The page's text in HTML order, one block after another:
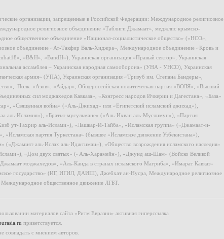
организации, запрещенные в Российской Федерации: Международное религиозное
религиозное объединение «Таблиги Джамаат», меджлис крымско-
общественное объединение «Национал-социалистическое общество» («НСО»,
объединение «Ат-Такфир Валь-Хиджра», Международное объединение «Кровь и
«B&H», «BandH»), Украинская организация «Правый сектор», Украинская
ассамблея – Украинская народная самооборона» (УНА - УНСО), Украинская
армия» (УПА), Украинская организация «Тризуб им. Степана Бандеры»,
Полк «Азов», «Айдар», Общероссийская политическая партия «ВОЛЯ», «Высший
сил моджахедов Кавказа», «Конгресс народов Ичкерии и Дагестана», «База»
«Священная война» («Аль-Джихад» или «Египетский исламский джихад»),
аль-Исламия»), «Братья-мусульмане» («Аль-Ихван аль-Муслимун»), «Партия
ут-Тахрир аль-Ислами»), «Лашкар-И-Тайба», «Исламская группа» («Джамаат-и-
партия Туркестана» (бывшее «Исламское движение Узбекистана»),
(«Джамият аль-Ислах аль-Иджтимаи»), «Общество возрождения исламского наследия»
«Дом двух святых» («Аль-Харамейн»), «Джунд аш-Шам» (Войско Великой
моджахедов», «Аль-Каида в странах исламского Магриба», «Имарат Кавказ»
государство» (ИГ, ИГИЛ, ДАИШ), Джебхат ан-Нусра, Международное религиозное
общественное движение ЛГБТ.
материалов сайта «Ритм Евразии» активная гиперссылка
приветствуется.
совпадать с мнением авторов.